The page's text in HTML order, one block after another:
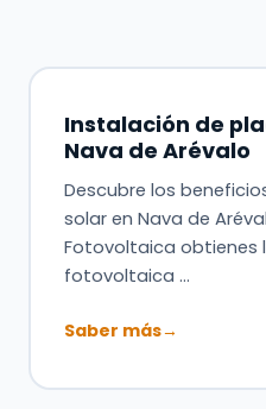
Instalación de
Nava de Arévalo
Descubre los
solar en Nava de
Fotovoltaica obtienes
fotovoltaica …
Saber más→